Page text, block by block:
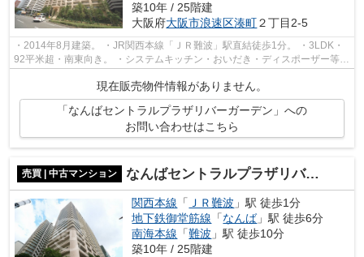
築10年 / 25階建
大阪府大阪市浪速区湊町２丁目2-5
・2014年8月建築。 ・JR関西本線「ＪＲ難波」駅直結徒歩1分。 ・3LDK・
92平米超・南東向き。 ・システムキッチン・おいだき・ディスポーザー等の
現在販売物件情報がありません。
「なんばセントラルプラザリバーガーデン」への
お問い合わせはこちら
売買 | 中古マンション なんばセントラルプラザリバーガーデン（タワーマンション）
関西本線 「 ＪＲ難波 」駅 徒歩1分
地下鉄御堂筋線 「なんば」駅 徒歩6分
南海本線 「難波 」駅 徒歩10分
築10年 / 25階建